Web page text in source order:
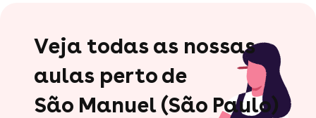
Veja todas as nossas
aulas perto de
São Manuel (São Paulo)